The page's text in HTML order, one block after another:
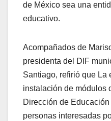
de México sea una
educativo.
Acompañados de
presidenta del DIF
Santiago, refirió que La
instalación de módulos
Dirección de
personas interesadas